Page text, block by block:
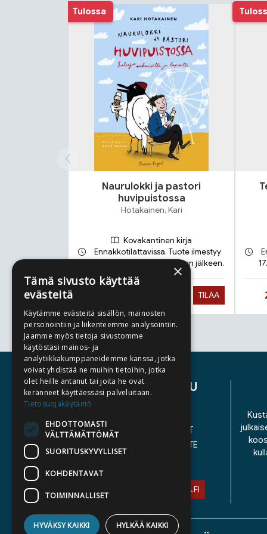
Tuoteluettelon alku
Tulossa
Naurulokki ja pastori
huvipuistossa
Hotakainen, Kari
Kovakantinen kirja
Ennakkotilattavissa. Tuote ilmestyy
18.9.2026 ja toimitetaan sen jälkeen.
TILAA
Tuoteluettelon loppu
ASIAKASPALVELU
YLEISET TOIMITUSEHDOT
SAAVUTETTAVUUSSELOSTE
ASIAKASPALVELU@STORIA.FI
×
Tämä sivusto käyttää
evästeitä
Käytämme evästeitä sisällön, mainosten
personointiin ja liikenteemme analysointiin.
Jaamme myös tietoja sivustomme
käytöstäsi mainos- ja
analytiikkakumppaneidemme kanssa, jotka
voivat yhdistää ne muihin tietoihin, jotka
olet heille antanut tai joita he ovat
keränneet käyttäessäsi palveluitaan.
Tietosuojakäytäntö
EHDOTTOMASTI
VÄLTTÄMÄTTÖMÄT
SUORITUSKYVYLLISET
KOHDENTAVAT
TOIMINNALLISET
HYVÄKSY KAIKKI HYLKÄÄ KAIKKI